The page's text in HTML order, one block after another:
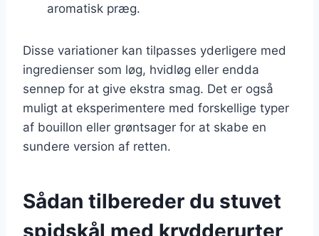
aromatisk præg.
Disse variationer kan tilpasses yderligere med
ingredienser som løg, hvidløg eller endda
sennep for at give ekstra smag. Det er også
muligt at eksperimentere med forskellige typer
af bouillon eller grøntsager for at skabe en
sundere version af retten.
Sådan tilbereder du stuvet
spidskål med krydderurter